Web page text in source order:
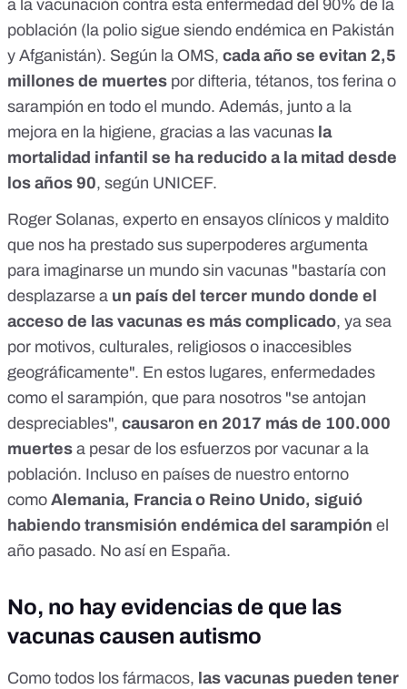
a la vacunación contra esta enfermedad del 90% de la
población (la polio sigue siendo endémica en Pakistán
y Afganistán). Según la OMS, cada año se evitan 2,5
millones de muertes por difteria, tétanos, tos ferina o
sarampión en todo el mundo. Además, junto a la
mejora en la higiene, gracias a las vacunas la
mortalidad infantil se ha reducido a la mitad desde
los años 90, según UNICEF.
Roger Solanas, experto en ensayos clínicos y maldito
que nos ha prestado sus superpoderes argumenta
para imaginarse un mundo sin vacunas "bastaría con
desplazarse a un país del tercer mundo donde el
acceso de las vacunas es más complicado, ya sea
por motivos, culturales, religiosos o inaccesibles
geográficamente". En estos lugares, enfermedades
como el sarampión, que para nosotros "se antojan
despreciables", causaron en 2017 más de 100.000
muertes a pesar de los esfuerzos por vacunar a la
población. Incluso en países de nuestro entorno
como Alemania, Francia o Reino Unido, siguió
habiendo transmisión endémica del sarampión el
año pasado. No así en España.
No, no hay evidencias de que las
vacunas causen autismo
Como todos los fármacos, las vacunas pueden tener